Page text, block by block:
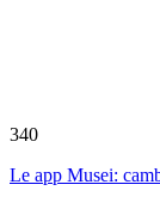
340
Le app Musei: